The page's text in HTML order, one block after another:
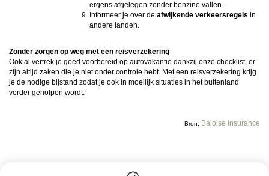
ergens afgelegen zonder benzine vallen.
Informeer je over de afwijkende verkeersregels in
andere landen.
Zonder zorgen op weg met een reisverzekering
Ook al vertrek je goed voorbereid op autovakantie dankzij onze checklist, er
zijn altijd zaken die je niet onder controle hebt. Met een reisverzekering krijg
je de nodige bijstand zodat je ook in moeilijk situaties in het buitenland
verder geholpen wordt.
Bron: Baloise Insurance